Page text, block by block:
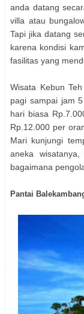
anda datang
villa atau
Tapi jika datang
karena kondisi
fasilitas yang
Wisata Kebun
pagi sampai jam
hari biasa
Rp.12.000 per
Mari kunjungi
aneka
bagaimana
Pantai